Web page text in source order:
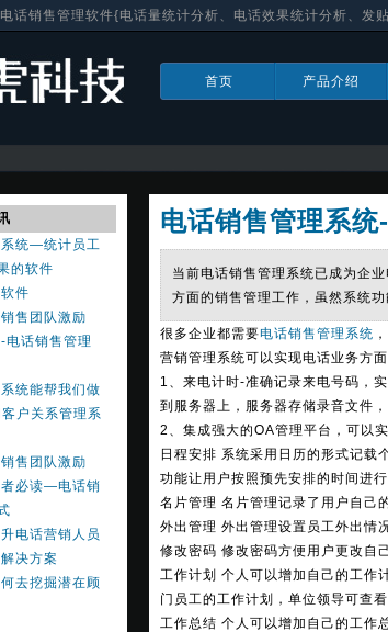
电话销售管理软件{电话量统计分析、电话效果统计分析、发
首页 产品介绍
统—统计员工
的软件
件
售团队激励
电话销售管理
统能帮我们做
户关系管理系
售团队激励
必读—电话销
电话营销人员
决方案
去挖掘潜在顾
电话销售管理系
当前电话销售管理系统已成为企
方面的销售管理工作，虽然系统
很多企业都需要电话销售管理系统
营销管理系统可以实现电话业务方
1、来电计时-准确记录来电号码，
到服务器上，服务器存储录音文件
2、集成强大的OA管理平台，可以实
日程安排 系统采用日历的形式记载
功能让用户按照预先安排的时间进行
名片管理 名片管理记录了用户自己
外出管理 外出管理设置员工外出情
修改密码 修改密码方便用户更改自
工作计划 个人可以增加自己的工作
门员工的工作计划，单位领导可查
工作总结 个人可以增加自己的工作